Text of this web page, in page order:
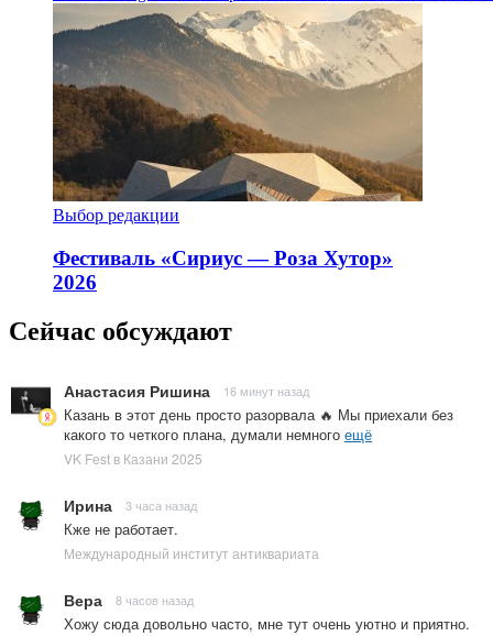
Выбор редакции
Фестиваль «Сириус — Роза Хутор»
2026
Сейчас обсуждают
Анастасия Ришина 16 минут назад
Казань в этот день просто разорвала 🔥 Мы приехали без
какого то четкого плана, думали немного ещё
VK Fest в Казани 2025
Ирина 3 часа назад
Кже не работает.
Международный институт антиквариата
Вера 8 часов назад
Хожу сюда довольно часто, мне тут очень уютно и приятно.